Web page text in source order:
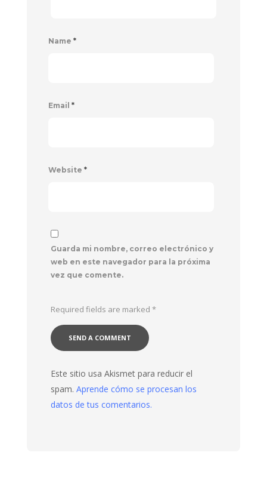
Name *
Email *
Website *
Guarda mi nombre, correo electrónico y
web en este navegador para la próxima
vez que comente.
Required fields are marked *
Este sitio usa Akismet para reducir el
spam. Aprende cómo se procesan los
datos de tus comentarios.